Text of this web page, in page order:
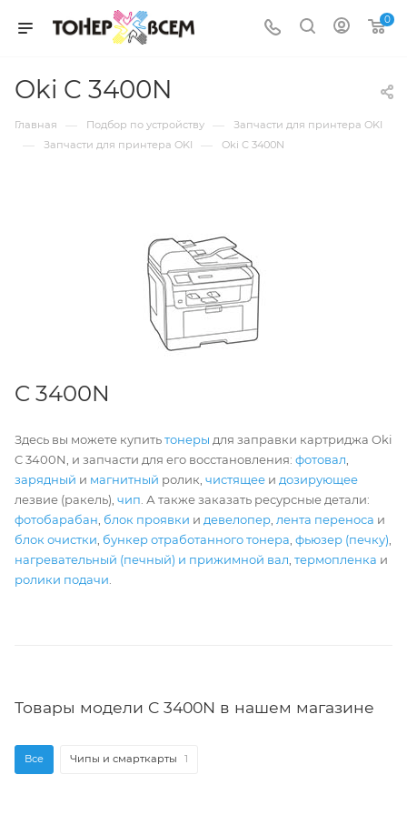
0
Oki C 3400N
Главная — Подбор по устройству — Запчасти для принтера OKI
— Запчасти для принтера OKI — Oki C 3400N
C 3400N
Здесь вы можете купитьтонеры для заправки картриджа Oki
C 3400N, и запчасти для его восстановления: фотовал
зарядный и магнитный ролик, чистящее и дозирующее
лезвие (ракель), чип . А также заказать ресурсные детали:
фотобарабан блок проявки и девелопер лента переноса и
блок очистки бункер отработанного тонера фьюзер (печку)
нагревательный (печный) и прижимной вал термопленка и
ролики подачи
Товары модели C 3400N в нашем магазине
Все Чипы и смарткарты 1